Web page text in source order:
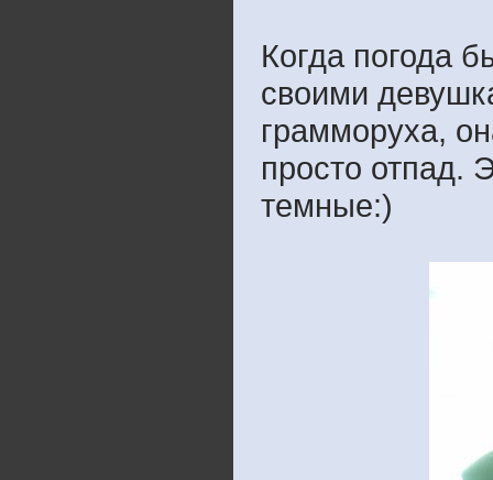
Когда погода
своими
грамморуха,
просто отпад.
темные:)